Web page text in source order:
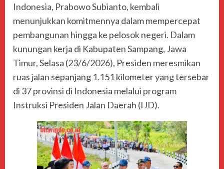
Indonesia, Prabowo Subianto, kembali
menunjukkan komitmennya dalam mempercepat
pembangunan hingga ke pelosok negeri. Dalam
kunungan kerja di Kabupaten Sampang, Jawa
Timur, Selasa (23/6/2026), Presiden meresmikan
ruas jalan sepanjang 1.151 kilometer yang tersebar
di 37 provinsi di Indonesia melalui program
Instruksi Presiden Jalan Daerah (IJD).